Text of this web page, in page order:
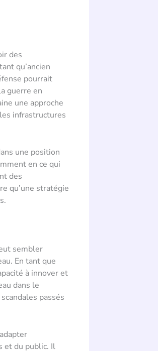
des
qu’ancien
pourrait
guerre en
une approche
infrastructures
une position
en ce qui
des
qu’une stratégie
sembler
En tant que
à innover et
dans le
passés
et du public. Il